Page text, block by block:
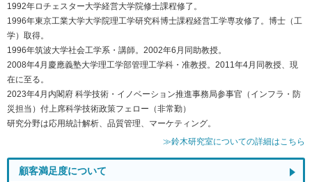
1992年ロチェスター大学経営大学院修士課程修了。
1996年東京工業大学大学院理工学研究科博士課程経営工学専攻修了。博士（工
学）取得。
1996年筑波大学社会工学系・講師。2002年6月同助教授。
2008年4月慶應義塾大学理工学部管理工学科・准教授。2011年4月同教授、現
在に至る。
2023年4月内閣府 科学技術・イノベーション推進事務局参事官（インフラ・防
災担当）付上席科学技術政策フェロー（非常勤）
研究分野は応用統計解析、品質管理、マーケティング。
≫鈴木研究室についての詳細はこちら
顧客満足度について